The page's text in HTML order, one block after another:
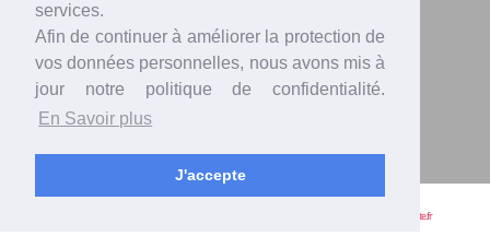
services.
Afin de continuer à améliorer la protection de
vos données personnelles, nous avons mis à
jour notre politique de confidentialité.
En Savoir plus
J'accepte
Power Plate Compacte
Comparatif modèles
Reprise
Intranet
Actualités
Presse
Blogs
Mentions légales
info@power-plate.fr